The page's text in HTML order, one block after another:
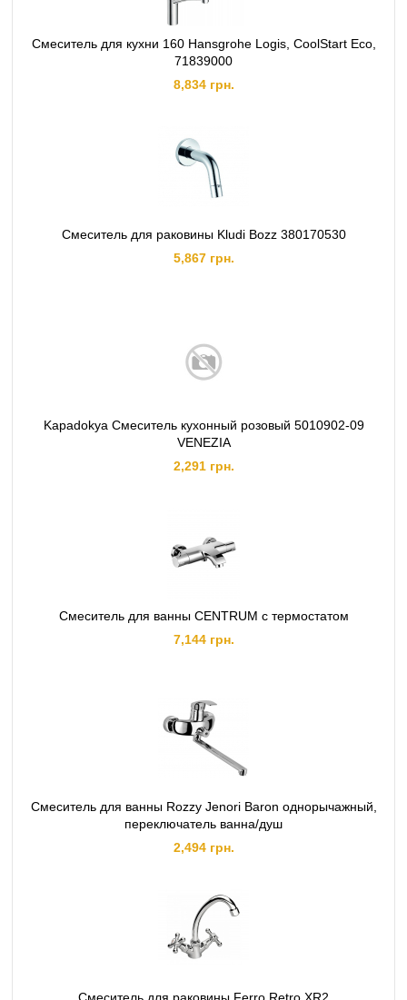
Смеситель для кухни 160 Hansgrohe Logis, CoolStart Eco,
71839000
8,834 грн.
Смеситель для раковины Kludi Bozz 380170530
5,867 грн.
Kapadokya Смеситель кухонный розовый 5010902-09
VENEZIA
2,291 грн.
Смеситель для ванны CENTRUM с термостатом
7,144 грн.
Смеситель для ванны Rozzy Jenori Baron однорычажный,
переключатель ванна/душ
2,494 грн.